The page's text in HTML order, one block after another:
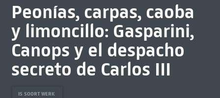
Peonías, carpas, caoba
y limoncillo: Gasparini,
Canops y el despacho
secreto de Carlos III
IS SOORT WERK